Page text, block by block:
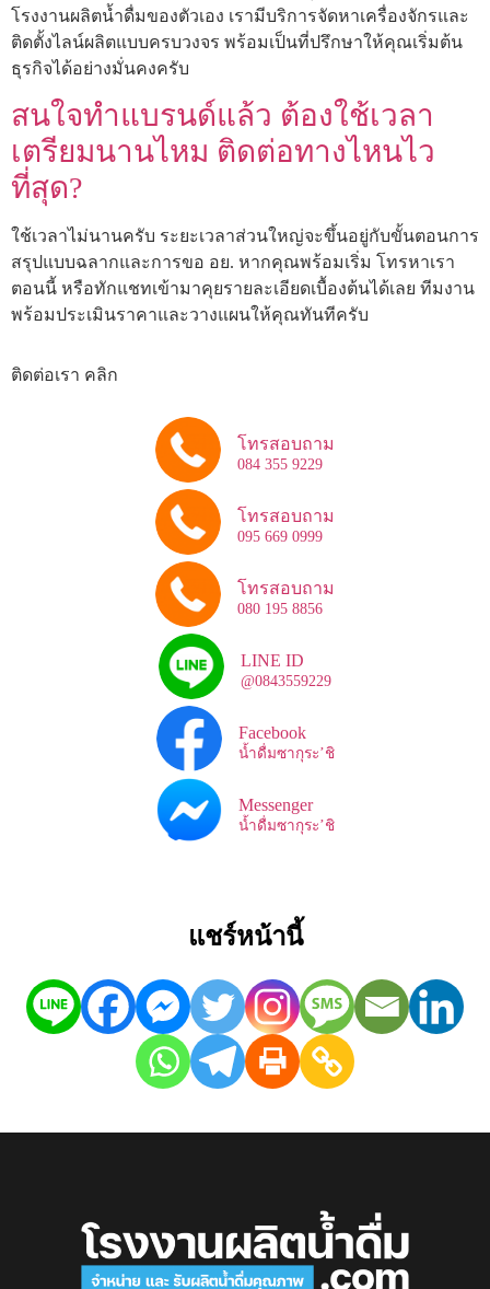
โรงงานผลิตน้ำดื่มของตัวเอง เรามีบริการจัดหาเครื่องจักรและ
ติดตั้งไลน์ผลิตแบบครบวงจร พร้อมเป็นที่ปรึกษาให้คุณเริ่มต้น
ธุรกิจได้อย่างมั่นคงครับ
สนใจทำแบรนด์แล้ว ต้องใช้เวลา
เตรียมนานไหม ติดต่อทางไหนไว
ที่สุด?
ใช้เวลาไม่นานครับ ระยะเวลาส่วนใหญ่จะขึ้นอยู่กับขั้นตอนการ
สรุปแบบฉลากและการขอ อย. หากคุณพร้อมเริ่ม โทรหาเรา
ตอนนี้ หรือทักแชทเข้ามาคุยรายละเอียดเบื้องต้นได้เลย ทีมงาน
พร้อมประเมินราคาและวางแผนให้คุณทันทีครับ
ติดต่อเรา คลิก
โทรสอบถาม
084 355 9229
โทรสอบถาม
095 669 0999
โทรสอบถาม
080 195 8856
LINE ID
@0843559229
Facebook
น้ำดื่มซากุระ’ชิ
Messenger
น้ำดื่มซากุระ’ชิ
แชร์หน้านี้